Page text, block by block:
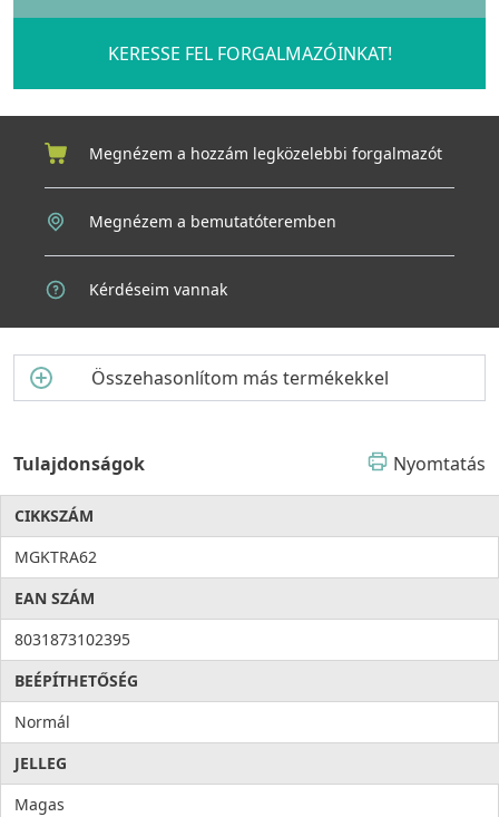
KERESSE FEL FORGALMAZÓINKAT!
Megnézem a hozzám legközelebbi forgalmazót
Megnézem a bemutatóteremben
Kérdéseim vannak
Összehasonlítom más termékekkel
Tulajdonságok Nyomtatás
CIKKSZÁM
MGKTRA62
EAN SZÁM
8031873102395
BEÉPÍTHETŐSÉG
Normál
JELLEG
Magas